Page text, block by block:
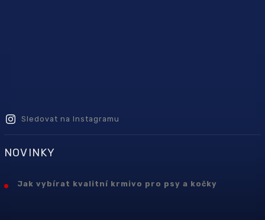
Sledovat na Instagramu
NOVINKY
Jak vybírat kvalitní krmivo pro psy a kočky